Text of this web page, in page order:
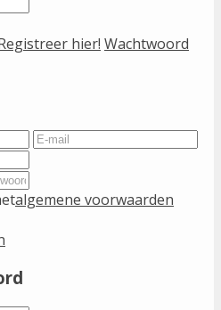
hier! Wachtwoord
algemene voorwaarden